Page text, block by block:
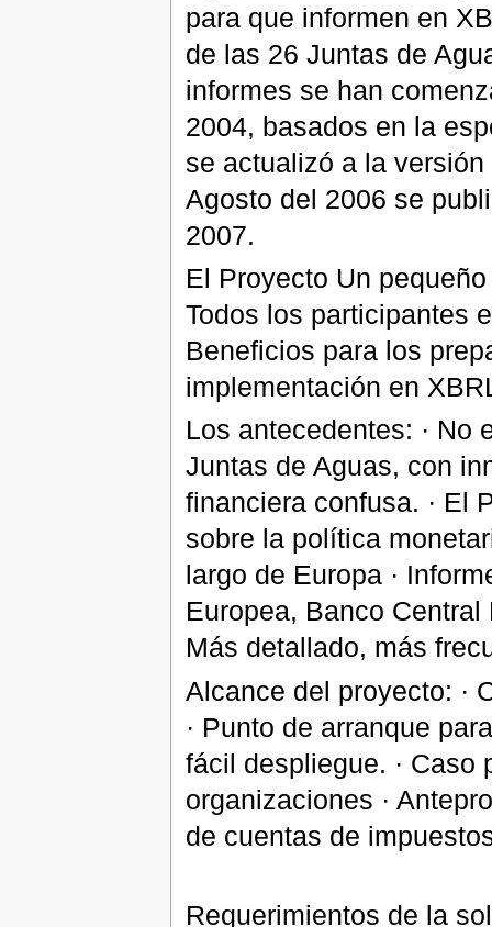
para que informen en
de las 26 Juntas de
informes se han
2004, basados en la
se actualizó a la
Agosto del 2006 se
2007.
El Proyecto Un
Todos los participantes
Beneficios para los
implementación en
Los antecedentes: · No
Juntas de Aguas, con
financiera confusa. · El
sobre la política
largo de Europa ·
Europea, Banco
Más detallado, más
Alcance del proyecto: ·
· Punto de arranque
fácil despliegue. · Caso
organizaciones ·
de cuentas de
Requerimientos de la